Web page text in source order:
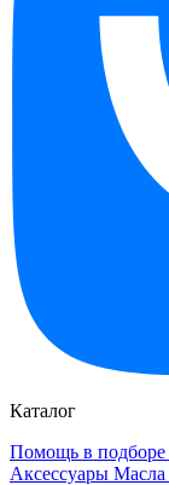
Каталог
Помощь в подборе
Аксессуары Масла